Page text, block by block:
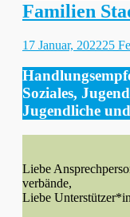
Familien
Gepostet
17 Januar, 202225
Soziales,
Jugendliche
Liebe
verbände,
Liebe